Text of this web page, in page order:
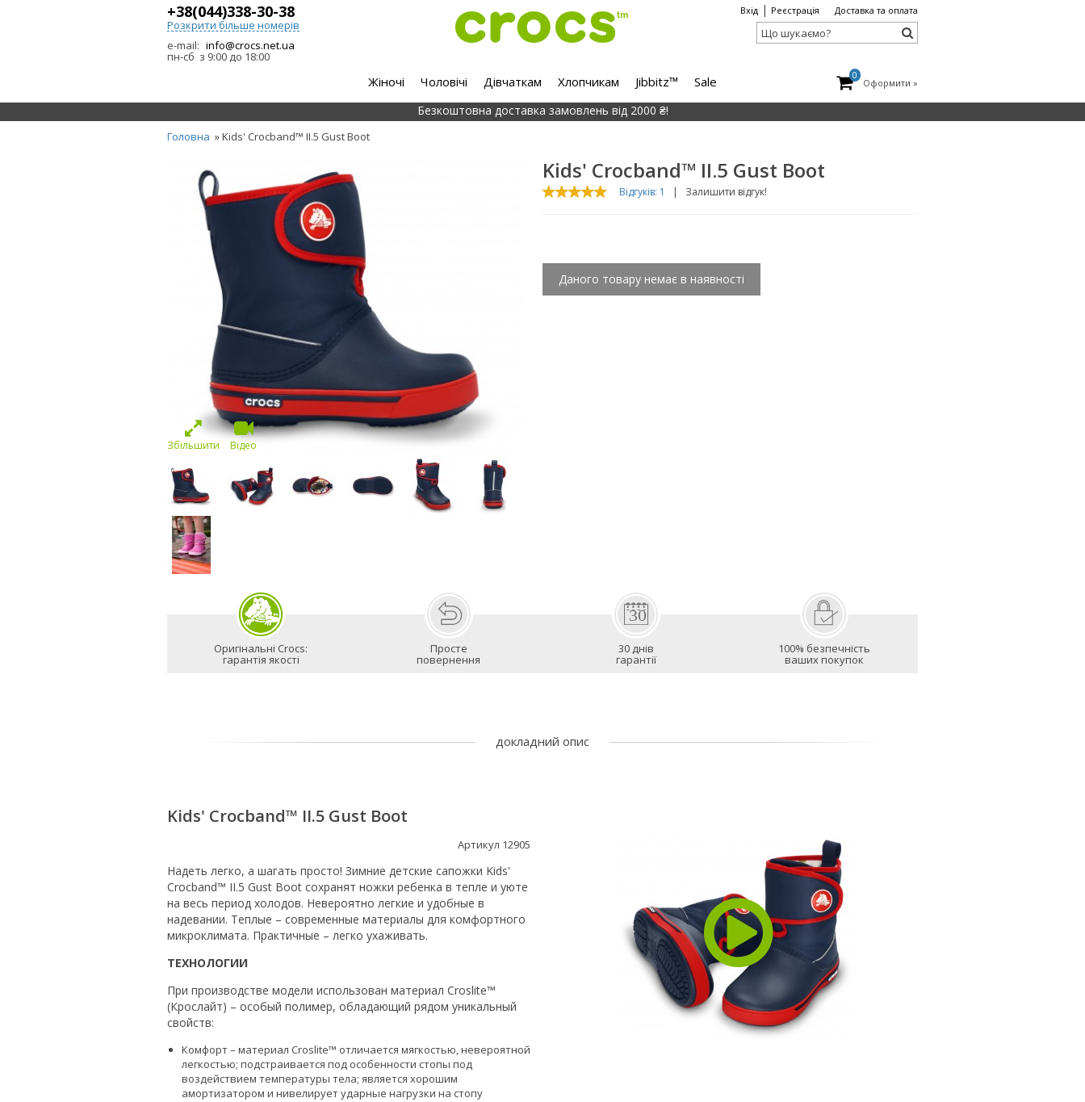
+38(044)338-30-38
Розкрити більше номерів
e-mail: info@crocs.net.ua
пн-сб з 9:00 до 18:00
Вхід| Реєстрація Доставка та оплата
0
Оформити »
Жіночі Чоловічі Дівчаткам Хлопчикам Jibbitz™ Sale
Безкоштовна доставка замовлень від 2000 ₴!
Головна » Kids' Crocband™ II.5 Gust Boot
Збільшити Відео
Kids' Crocband™ II.5 Gust Boot
Відгуків: 1 | Залишити відгук!
Даного товару немає в наявності
Оригінальні Crocs:
гарантія якості
Просте
повернення
30 днів
гарантії
100% безпечність
ваших покупок
докладний опис
Kids' Crocband™ II.5 Gust Boot
Артикул 12905
Надеть легко, а шагать просто! Зимние детские сапожки Kids'
Crocband™ II.5 Gust Boot сохранят ножки ребенка в тепле и уюте
на весь период холодов. Невероятно легкие и удобные в
надевании. Теплые – современные материалы для комфортного
микроклимата. Практичные – легко ухаживать.
ТЕХНОЛОГИИ
При производстве модели использован материал Croslite™
(Крослайт) – особый полимер, обладающий рядом уникальный
свойств:
Комфорт – материал Croslite™ отличается мягкостью, невероятной
легкостью; подстраивается под особенности стопы под
воздействием температуры тела; является хорошим
амортизатором и нивелирует ударные нагрузки на стопу